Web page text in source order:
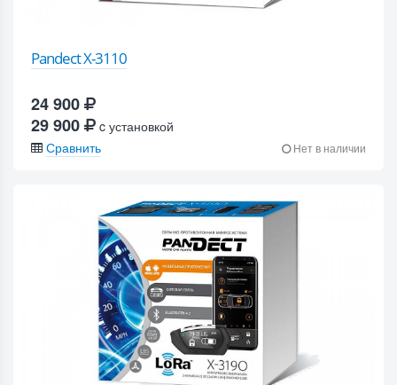
Pandect X-3110
24 900
29 900
c установкой
Сравнить
Нет в наличии